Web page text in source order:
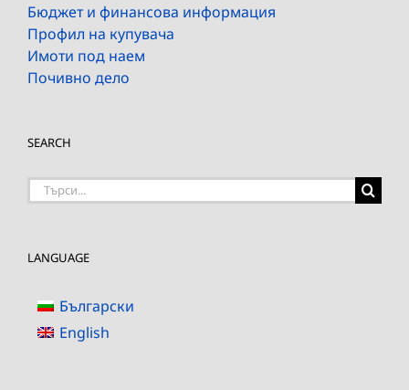
Бюджет и финансова информация
Профил на купувача
Имоти под наем
Почивно дело
SEARCH
Търсене
LANGUAGE
Български
English